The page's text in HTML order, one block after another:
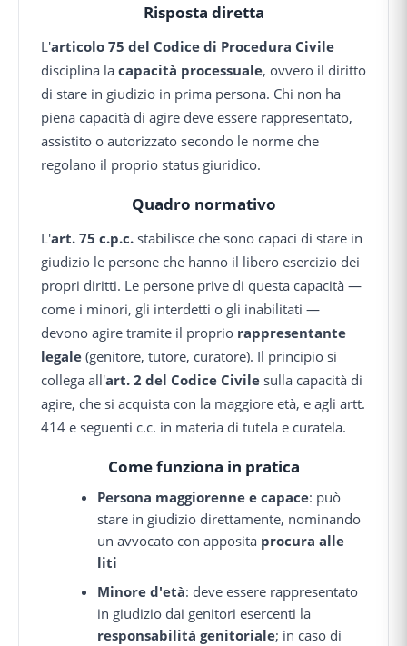
Risposta diretta
L'articolo 75 del Codice di Procedura Civile
disciplina la capacità processuale, ovvero il diritto
di stare in giudizio in prima persona. Chi non ha
piena capacità di agire deve essere rappresentato,
assistito o autorizzato secondo le norme che
regolano il proprio status giuridico.
Quadro normativo
L'art. 75 c.p.c. stabilisce che sono capaci di stare in
giudizio le persone che hanno il libero esercizio dei
propri diritti. Le persone prive di questa capacità —
come i minori, gli interdetti o gli inabilitati —
devono agire tramite il proprio rappresentante
legale (genitore, tutore, curatore). Il principio si
collega all'art. 2 del Codice Civile sulla capacità di
agire, che si acquista con la maggiore età, e agli artt.
414 e seguenti c.c. in materia di tutela e curatela.
Come funziona in pratica
Persona maggiorenne e capace: può
stare in giudizio direttamente, nominando
un avvocato con apposita procura alle
liti
Minore d'età: deve essere rappresentato
in giudizio dai genitori esercenti la
responsabilità genitoriale; in caso di